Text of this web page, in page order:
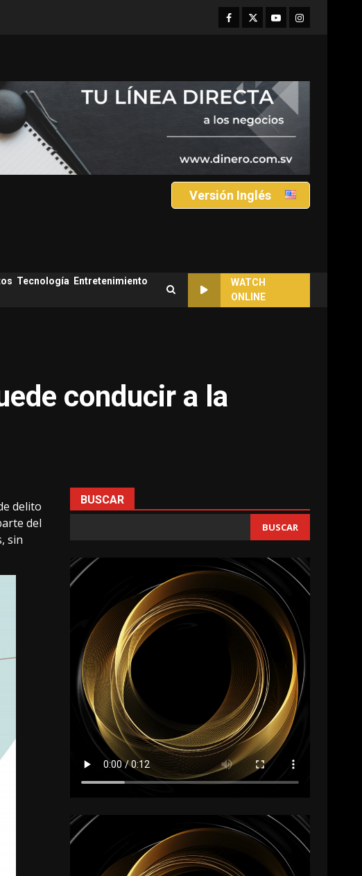
Facebook
TwitterYoutubeInstagram
Versión Inglés
Tecnología
Entretenimiento
WATCH
ONLINE
conducir a la
delito
del
sin
BUSCAR
BUSCAR